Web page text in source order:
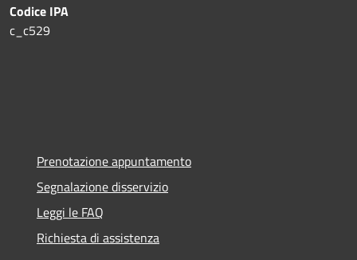
Codice IPA
c_c529
Prenotazione appuntamento
Segnalazione disservizio
Leggi le FAQ
Richiesta di assistenza